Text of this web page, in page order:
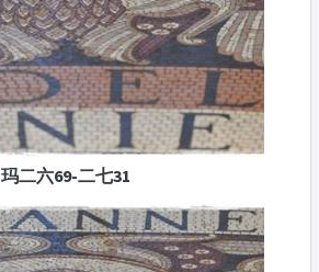
玛二六69-二七31